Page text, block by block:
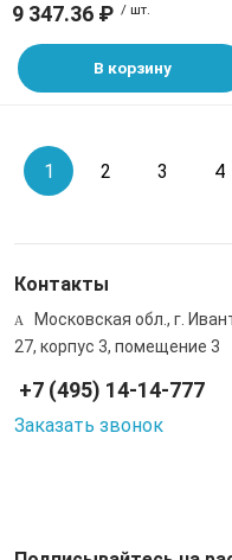
9 347.36 ₽ / шт.
В корзину
1 2 3 4
Контакты
Московская обл., г.
27, корпус 3, помещение 3
+7 (495) 14-14-777
Заказать звонок